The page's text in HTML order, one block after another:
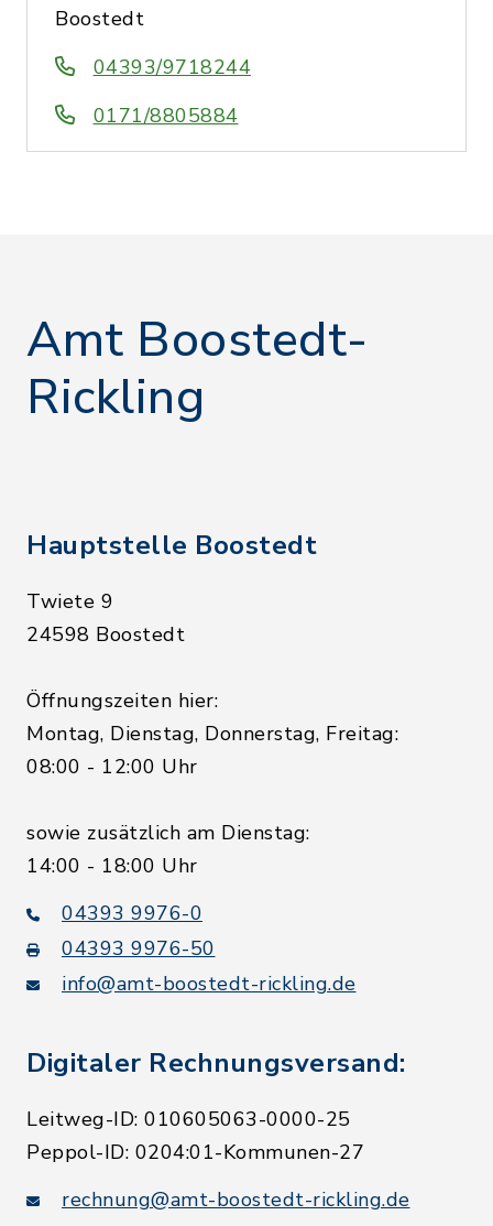
Boostedt
04393/9718244
0171/8805884
Amt Boostedt-
Rickling
Hauptstelle Boostedt
Twiete 9
24598 Boostedt
Öffnungszeiten hier:
Montag, Dienstag, Donnerstag, Freitag:
08:00 - 12:00 Uhr
sowie zusätzlich am Dienstag:
14:00 - 18:00 Uhr
04393 9976-0
04393 9976-50
info@amt-boostedt-rickling.de
Digitaler Rechnungsversand:
Leitweg-ID: 010605063-0000-25
Peppol-ID: 0204:01-Kommunen-27
rechnung@amt-boostedt-rickling.de